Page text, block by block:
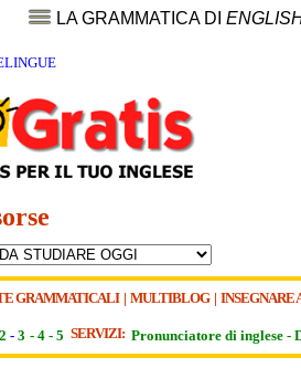
LA GRAMMATICA DI
GRAMMATICALI| MULTIBLOG| INSEGNARE
2 - 3 - 4 - 5 SERVIZI: Pronunciatore di inglese -